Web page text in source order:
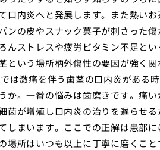
口内炎へと発展します。また熱い
ンの皮やスナック菓子が刺さった
んストレスや疲労ビタミン不足と
という場所柄外傷性の要因が強く関
は激痛を伴う歯茎の口内炎がある
か。一番の悩みは歯磨きです。痛
菌が増殖し口内炎の治りを遅らせる
しまいます。ここでの正解は患部
場所はいつも以上に丁寧に磨くこ